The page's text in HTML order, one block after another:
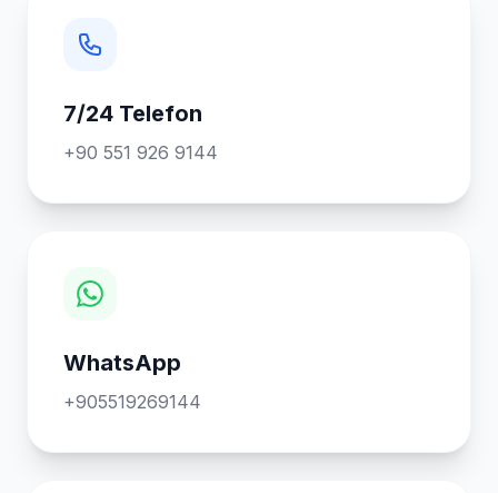
7/24 Telefon
+90 551 926 9144
WhatsApp
+905519269144